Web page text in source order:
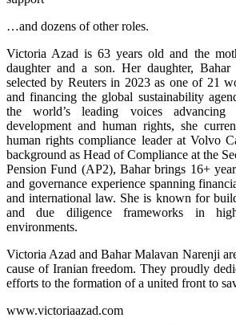
…and dozens of other roles.
Victoria Azad is 63 years old and the
daughter and a son. Her daughter,
selected by Reuters in 2023 as one of 21
and financing the global sustainability
the world’s leading voices advancing
development and human rights, she
human rights compliance leader at Volvo
background as Head of Compliance at the
Pension Fund (AP2), Bahar brings 16+
and governance experience spanning
and international law. She is known for
and due diligence frameworks in
environments.
Victoria Azad and Bahar Malavan Narenji
cause of Iranian freedom. They proudly
efforts to the formation of a united front to
www.victoriaazad.com